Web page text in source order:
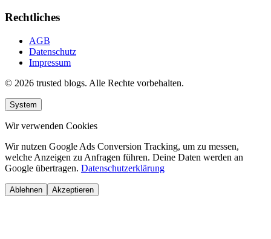
Rechtliches
AGB
Datenschutz
Impressum
© 2026 trusted blogs. Alle Rechte vorbehalten.
System
Wir verwenden Cookies
Wir nutzen Google Ads Conversion Tracking, um zu messen,
welche Anzeigen zu Anfragen führen. Deine Daten werden an
Google übertragen. Datenschutzerklärung
Ablehnen Akzeptieren